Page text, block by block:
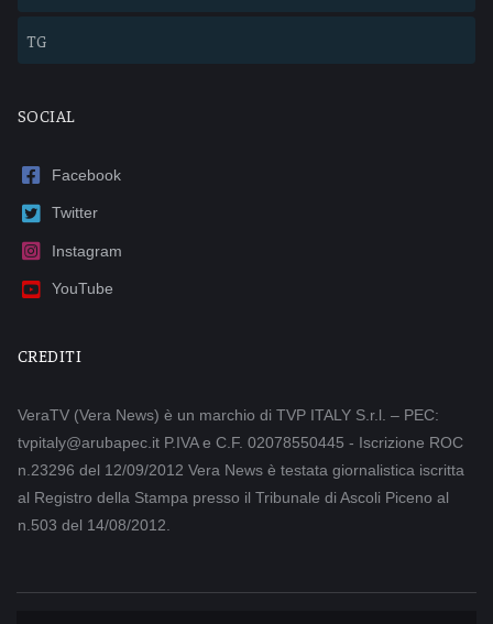
TG
SOCIAL
Facebook
Twitter
Instagram
YouTube
CREDITI
VeraTV (Vera News) è un marchio di TVP ITALY S.r.l. – PEC:
tvpitaly@arubapec.it P.IVA e C.F. 02078550445 - Iscrizione ROC
n.23296 del 12/09/2012 Vera News è testata giornalistica iscritta
al Registro della Stampa presso il Tribunale di Ascoli Piceno al
n.503 del 14/08/2012.